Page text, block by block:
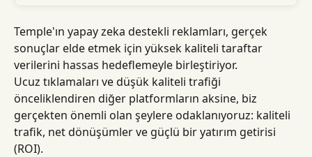
Temple'ın yapay zeka destekli reklamları, gerçek
sonuçlar elde etmek için yüksek kaliteli taraftar
verilerini hassas hedeflemeyle birleştiriyor.
Ucuz tıklamaları ve düşük kaliteli trafiği
önceliklendiren diğer platformların aksine, biz
gerçekten önemli olan şeylere odaklanıyoruz: kaliteli
trafik, net dönüşümler ve güçlü bir yatırım getirisi
(ROI).